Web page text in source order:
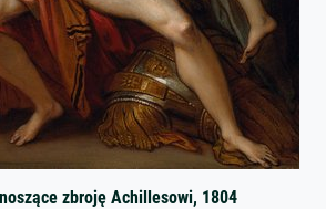
zbroję Achillesowi, 1804